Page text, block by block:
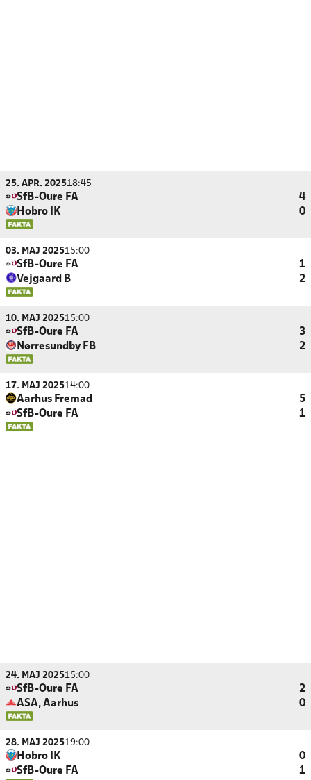
25. APR. 202518:45
SfB-Oure FA
4
Hobro IK
0
03. MAJ 202515:00
SfB-Oure FA
1
Vejgaard B
2
10. MAJ 202515:00
SfB-Oure FA
3
Nørresundby FB
2
17. MAJ 202514:00
Aarhus Fremad
5
SfB-Oure FA
1
24. MAJ 202515:00
SfB-Oure FA
2
ASA, Aarhus
0
28. MAJ 202519:00
Hobro IK
0
SfB-Oure FA
1